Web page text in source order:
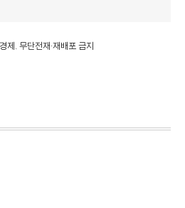
. 무단전재·재배포 금지